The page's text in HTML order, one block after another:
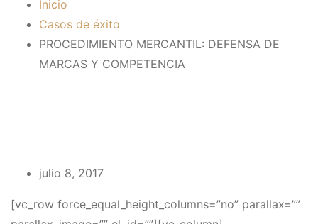
Inicio
Casos de éxito
PROCEDIMIENTO MERCANTIL: DEFENSA DE
MARCAS Y COMPETENCIA
julio 8, 2017
[vc_row force_equal_height_columns=”no” parallax=””